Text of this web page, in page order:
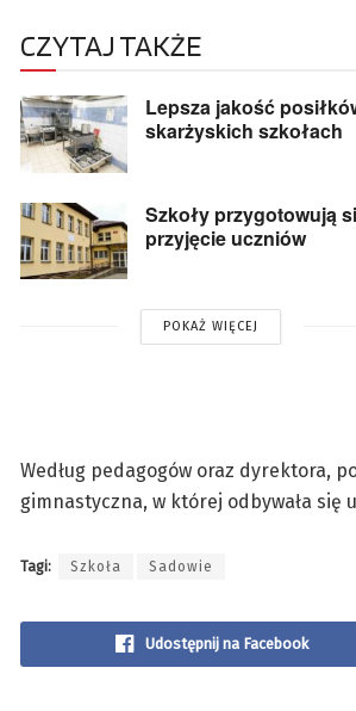
CZYTAJ TAKŻE
Lepsza jakość
skarżyskich szkołach
Szkoły przygotowują
przyjęcie uczniów
POKAŻ WIĘCEJ
Według pedagogów oraz dyrektora,
gimnastyczna, w której odbywała się
Tagi: Szkoła Sadowie
Udostępnij na Facebook